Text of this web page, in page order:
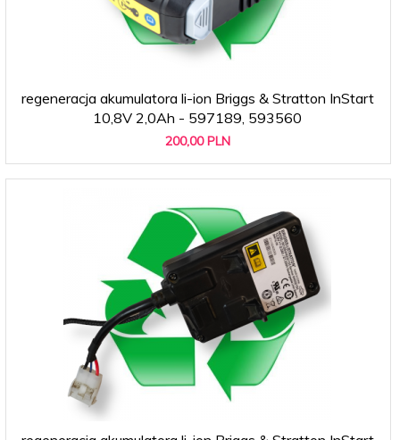
regeneracja akumulatora li-ion Briggs & Stratton InStart
10,8V 2,0Ah - 597189, 593560
200,00 PLN